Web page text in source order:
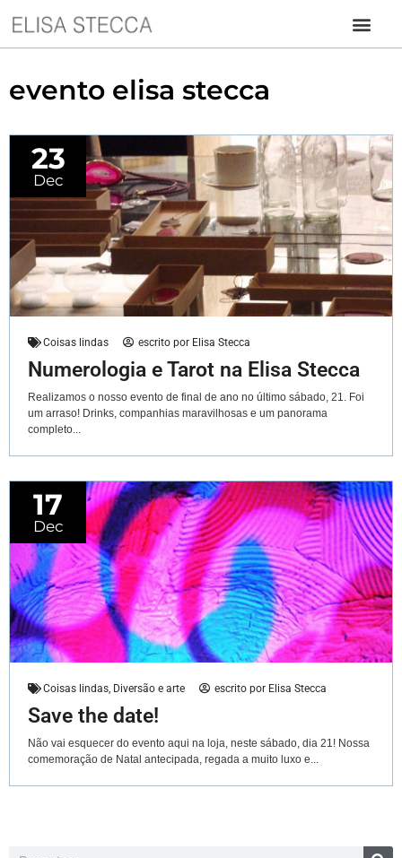
evento elisa stecca
Coisas lindas escrito por Elisa Stecca
Numerologia e Tarot na Elisa Stecca
Realizamos o nosso evento de final de ano no último sábado, 21. Foi
um arraso! Drinks, companhias maravilhosas e um panorama
completo...
23
Dec
Coisas lindas Diversão e arte escrito por Elisa Stecca
Save the date!
Não vai esquecer do evento aqui na loja, neste sábado, dia 21! Nossa
comemoração de Natal antecipada, regada a muito luxo e...
17
Dec